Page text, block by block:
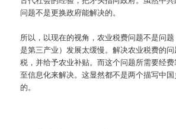
问题不是更换政府能解决的。
所以，以现在的视角，农业税费问题不是问
是第三产业）发展太缓慢。解决农业税费的
税，并给予农业补贴。而这个问题所需要经
至信息化来解决。这显然都不是两个描写中
的。